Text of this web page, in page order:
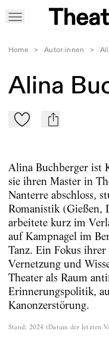
Home > Autor:innen >
Alina
Zu Mein-TdZ hinzufügen
mail
Alina Buchberger ist
sie ihren Master in
Nanterre abschloss,
Romanistik (Gießen,
arbeitete kurz im
auf Kampnagel im
Tanz. Ein Fokus
Vernetzung und
Theater als Raum
Erinnerungspolitik,
Kanonzerstörung.
Stand: 2024 (Datum der letzten